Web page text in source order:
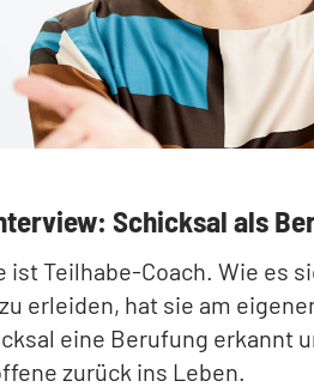
Schicksal als
ist Teilhabe-Coach. Wie es
erleiden, hat sie am
eine Berufung erkannt
zurück ins Leben.